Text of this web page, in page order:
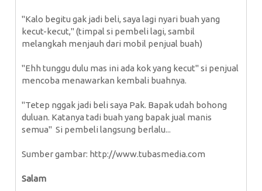
"Kalo begitu gak jadi beli, saya lagi nyari buah yang
kecut-kecut," (timpal si pembeli lagi, sambil
melangkah menjauh dari mobil penjual buah)
"Ehh tunggu dulu mas ini ada kok yang kecut" si penjual
mencoba menawarkan kembali buahnya.
"Tetep nggak jadi beli saya Pak. Bapak udah bohong
duluan. Katanya tadi buah yang bapak jual manis
semua" Si pembeli langsung berlalu...
Sumber gambar: http://www.tubasmedia.com
Salam